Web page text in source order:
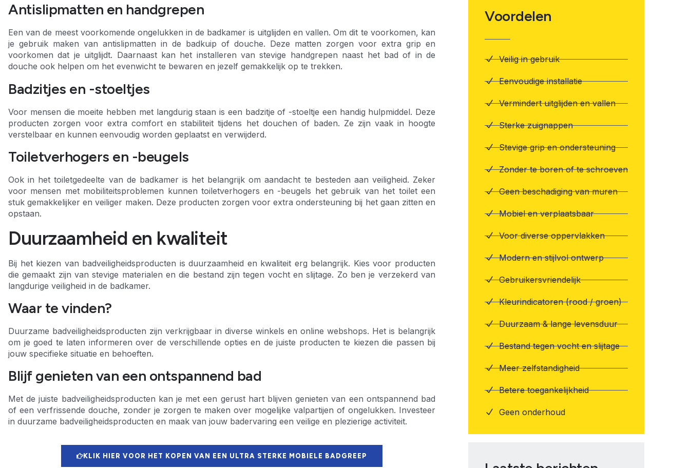
Antislipmatten en handgrepen
Een van de meest voorkomende ongelukken in de badkamer is uitglijden en vallen. Om dit te voorkomen, kan
je gebruik maken van antislipmatten in de badkuip of douche. Deze matten zorgen voor extra grip en
voorkomen dat je uitglijdt. Daarnaast kan het installeren van stevige handgrepen naast het bad of in de
douche ook helpen om het evenwicht te bewaren en jezelf gemakkelijk op te trekken.
Badzitjes en -stoeltjes
Voor mensen die moeite hebben met langdurig staan is een badzitje of -stoeltje een handig hulpmiddel. Deze
producten zorgen voor extra comfort en stabiliteit tijdens het douchen of baden. Ze zijn vaak in hoogte
verstelbaar en kunnen eenvoudig worden geplaatst en verwijderd.
Toiletverhogers en -beugels
Ook in het toiletgedeelte van de badkamer is het belangrijk om aandacht te besteden aan veiligheid. Zeker
voor mensen met mobiliteitsproblemen kunnen toiletverhogers en -beugels het gebruik van het toilet een
stuk gemakkelijker en veiliger maken. Deze producten zorgen voor extra ondersteuning bij het gaan zitten en
opstaan.
Duurzaamheid en kwaliteit
Bij het kiezen van badveiligheidsproducten is duurzaamheid en kwaliteit erg belangrijk. Kies voor producten
die gemaakt zijn van stevige materialen en die bestand zijn tegen vocht en slijtage. Zo ben je verzekerd van
langdurige veiligheid in de badkamer.
Waar te vinden?
Duurzame badveiligheidsproducten zijn verkrijgbaar in diverse winkels en online webshops. Het is belangrijk
om je goed te laten informeren over de verschillende opties en de juiste producten te kiezen die passen bij
jouw specifieke situatie en behoeften.
Blijf genieten van een ontspannend bad
Met de juiste badveiligheidsproducten kan je met een gerust hart blijven genieten van een ontspannend bad
of een verfrissende douche, zonder je zorgen te maken over mogelijke valpartijen of ongelukken. Investeer
in duurzame badveiligheidsproducten en maak van jouw badervaring een veilige en plezierige activiteit.
KLIK HIER VOOR HET KOPEN VAN EEN ULTRA STERKE MOBIELE BADGREEP
Voordelen
Veilig in gebruik
Eenvoudige installatie
Vermindert uitglijden en vallen
Sterke zuignappen
Stevige grip en ondersteuning
Zonder te boren of te schroeven
Geen beschadiging van muren
Mobiel en verplaatsbaar
Voor diverse oppervlakken
Modern en stijlvol ontwerp
Gebruikersvriendelijk
Kleurindicatoren (rood / groen)
Duurzaam & lange levensduur
Bestand tegen vocht en slijtage
Meer zelfstandigheid
Betere toegankelijkheid
Geen onderhoud